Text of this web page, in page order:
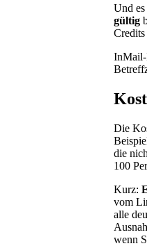
Und
gültig
InMail-
Die
die
100
Kurz:
vom
alle
wenn